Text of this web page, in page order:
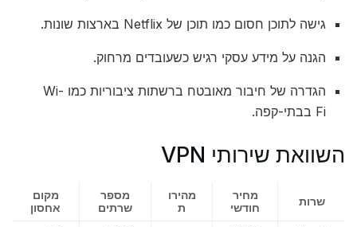
גישה לתוכן חסום כמו תוכן של Netflix בארצות שונות.
הגנה על מידע עסקי רגיש כשעובדים מרחוק.
הגדרה של חיבור מאובטח ברשתות ציבוריות כמו Wi-
Fi בבתי-קפה.
השוואת שירותי VPN
שרות
מחיר
חודשי
מהירו
ת
מספר
שרתים
מקום
אחסון